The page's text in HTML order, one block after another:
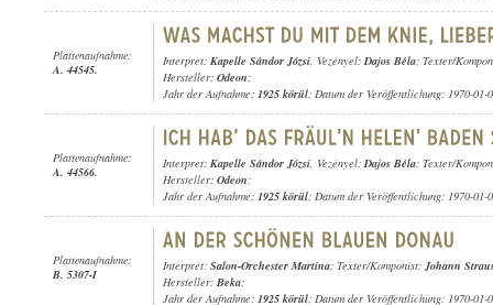
Plattenaufnahme:
A. 44545.
Interpret: Kapelle Sándor Józsi, Vezényel:Dajos Béla; Texter/
Hersteller: Odeon;
Jahr der Aufnahme: 1925 körül; Datum der Veröffentlichung: 1970-01-
Plattenaufnahme:
A. 44566.
Interpret: Kapelle Sándor Józsi, Vezényel:Dajos Béla; Texter/
Hersteller: Odeon;
Jahr der Aufnahme: 1925 körül; Datum der Veröffentlichung: 1970-01-
Plattenaufnahme:
B. 5307-I
Interpret: Salon-Orchester Martina; Texter/Komponist:Johann
Hersteller: Beka;
Jahr der Aufnahme: 1925 körül; Datum der Veröffentlichung: 1970-01-